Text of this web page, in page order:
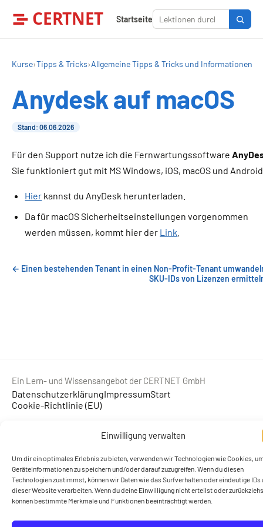
Einwilligung verwalten
Um dir ein optimales Erlebnis zu bieten, verwenden wir Technologien wie Cookies,
Geräteinformationen zu speichern und/oder darauf zuzugreifen. Wenn du diesen
Technologien zustimmst, können wir Daten wie das Surfverhalten oder eindeutige IDs
dieser Website verarbeiten. Wenn du deine Einwilligung nicht erteilst oder
können bestimmte Merkmale und Funktionen beeinträchtigt werden.
CERTNET Startseite
Kurse›Tipps & Tricks›Allgemeine Tipps & Tricks und Informationen
Anydesk auf macOS
Stand: 06.06.2026
Für den Support nutze ich die Fernwartungssoftware
Sie funktioniert gut mit MS Windows, iOS, macOS und
Hier kannst du AnyDesk herunterladen.
Da für macOS Sicherheitseinstellungen vorgenommen
werden müssen, kommt hier der Link
← Einen bestehenden Tenant in einen Non-Profit-Tenant
SKU-IDs von Lizenzen
Ein Lern- und Wissensangebot der CERTNET GmbH
DatenschutzerklärungImpressumStart
Cookie-Richtlinie (EU)